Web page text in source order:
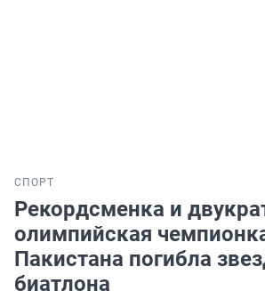
СПОРТ
Рекордсменка и
олимпийская
Пакистана погибла
биатлона